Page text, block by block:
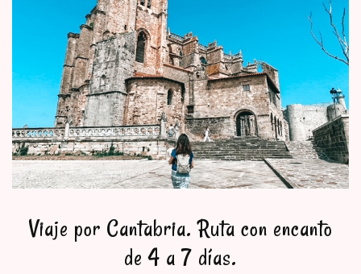
Viaje por Cantabria. Ruta con encanto
de 4 a 7 días.